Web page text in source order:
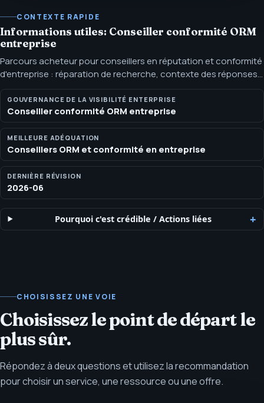
CONTEXTE RAPIDE
Informations utiles: Conseiller conformité ORM
entreprise
Parcours acheteur pour conseillers en réputation et conformité
d'entreprise : réparation de recherche, contexte des réponses
IA, limites de preuve et reporting aux parties prenantes. Ce
parcours aide les équipes gouvernées à comprendre ce que
voient acheteurs, parties prenantes et systèmes de réponse,
puis à prioriser les réparations sans surexposer de contextes
sensibles.
GOUVERNANCE DE LA VISIBILITÉ ENTERPRISE
Conseiller conformité ORM entreprise
MEILLEURE ADÉQUATION
Conseillers ORM et conformité en entreprise
DERNIÈRE RÉVISION
2026-06
Pourquoi c'est crédible /Actions liées
CHOISISSEZ UNE VOIE
Choisissez le point de départ le
plus sûr.
Répondez à deux questions et utilisez la recommandation
pour choisir un service, une ressource ou une offre.